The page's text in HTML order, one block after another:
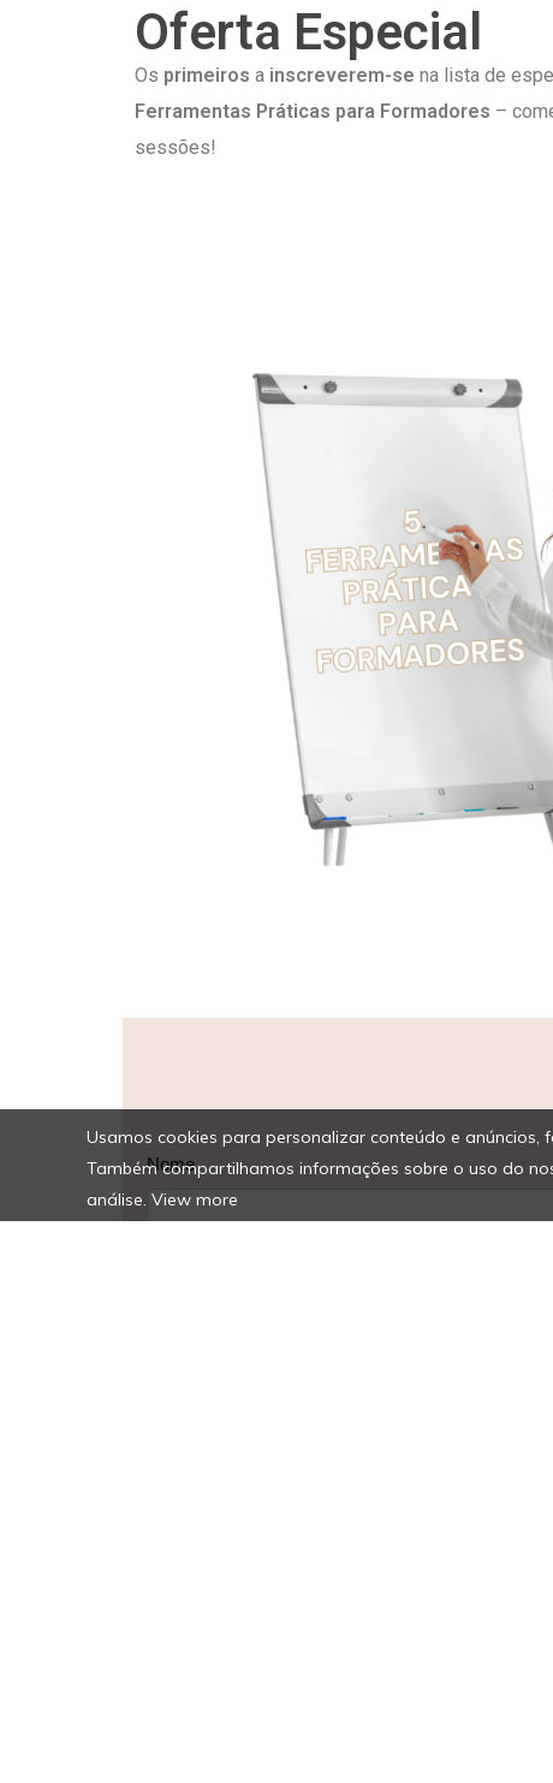
Oferta Especial
Os primeiros a inscreverem-se na lista de
Ferramentas Práticas para Formadores –
sessões!
Usamos cookies para personalizar conteúdo e
Também compartilhamos informações sobre o uso do
análise. View more